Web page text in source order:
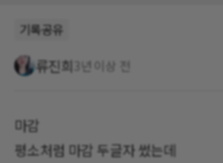
기록공유
류진희 3년 이상 전
마감
평소처럼 마감 두글자 썼는데